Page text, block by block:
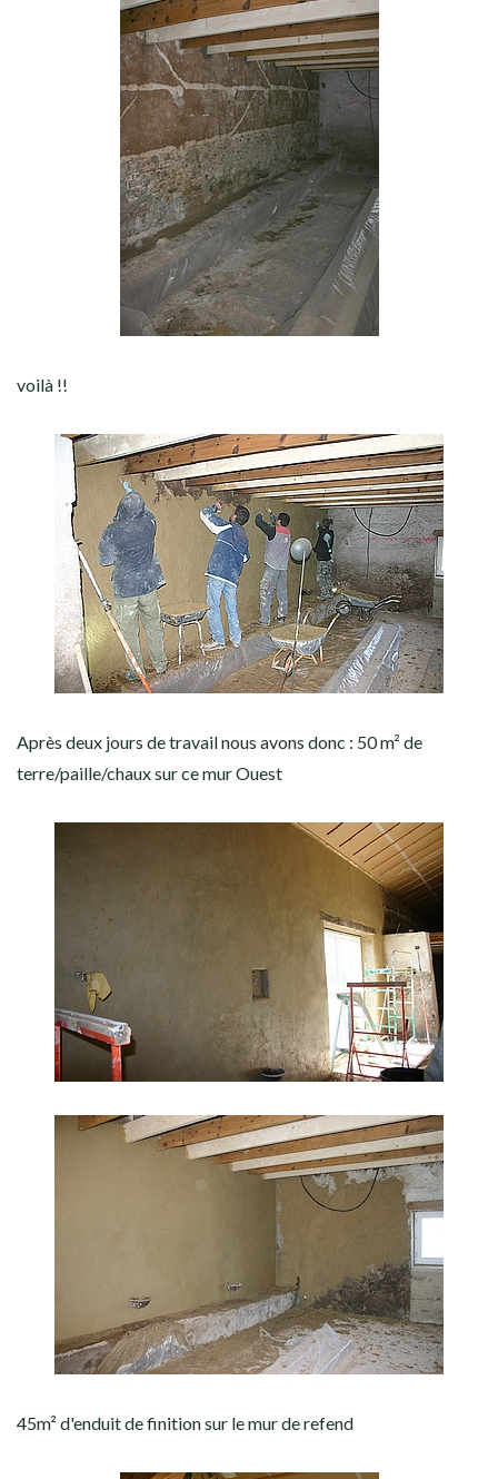
voilà !!
Après deux jours de travail nous avons donc : 50 m² de
terre/paille/chaux sur ce mur Ouest
45m² d'enduit de finition sur le mur de refend